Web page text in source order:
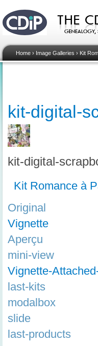
Home › Image Galleries › Kit
kit-digital-
kit-digital-
Kit Romance à
Original
Vignette
Aperçu
mini-view
Vignette-
last-kits
modalbox
slide
last-products